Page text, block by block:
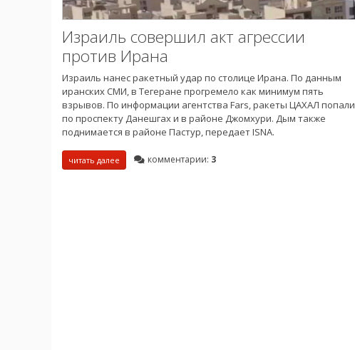
Израиль совершил акт агрессии
против Ирана
Израиль нанес ракетный удар по столице Ирана. По данным
иранских СМИ, в Тегеране прогремело как минимум пять
взрывов. По информации агентства Fars, ракеты ЦАХАЛ попали
по проспекту Данешгах и в районе Джомхури. Дым также
поднимается в районе Пастур, передает ISNA.
читать далее комментарии: 3